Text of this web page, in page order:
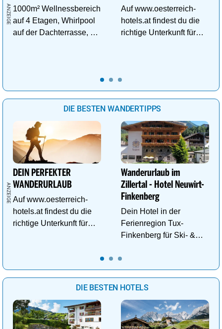
1000m² Wellnessbereich
auf 4 Etagen, Whirlpool
auf der Dachterrasse, 4
Auf www.oesterreich-
hotels.at findest du die
richtige Unterkunft für
DIE BESTEN WANDERTIPPS
DEIN PERFEKTER
WANDERURLAUB
Auf www.oesterreich-
hotels.at findest du die
richtige Unterkunft für
Wanderurlaub im
Zillertal - Hotel Neuwirt-
Finkenberg
Dein Hotel in der
Ferienregion Tux-
Finkenberg für Ski- &
bis zu 3250m.
DIE BESTEN HOTELS